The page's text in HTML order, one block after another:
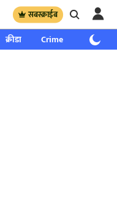
सबस्क्राईब
क्रीडा Crime साप्ताहिक